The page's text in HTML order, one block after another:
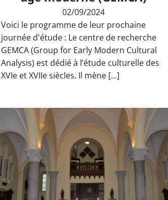
02/09/2024
Voici le programme de leur prochaine
journée d'étude : Le centre de recherche
GEMCA (Group for Early Modern Cultural
Analysis) est dédié à l’étude culturelle des
XVIe et XVIIe siècles. Il mène […]